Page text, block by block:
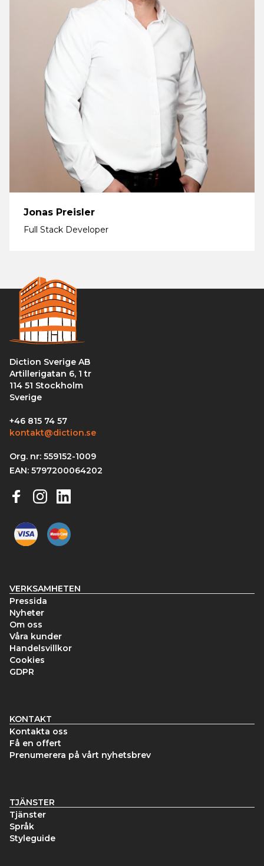
Jonas Preisler
Full Stack Developer
Diction Sverige AB
Artillerigatan 6, 1 tr
114 51 Stockholm
Sverige
+46 815 74 57
kontakt@diction.se
Org. nr: 559152-1009
EAN: 5797200064202
VERKSAMHETEN
Pressida
Nyheter
Om oss
Våra kunder
Handelsvillkor
Cookies
GDPR
KONTAKT
Kontakta oss
Få en offert
Prenumerera på vårt nyhetsbrev
TJÄNSTER
Tjänster
Språk
Styleguide